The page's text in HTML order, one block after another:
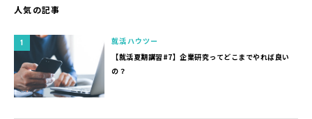
人気の記事
就活ハウツー
【就活夏期講習#7】企業研究ってどこまでやれば良い
の？